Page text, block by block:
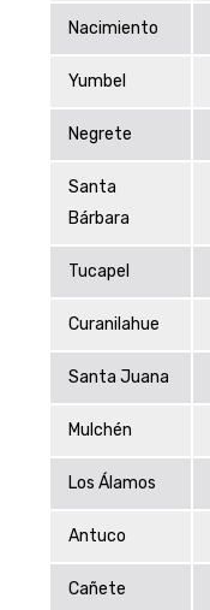
Nacimiento
Yumbel
Negrete
Santa
Bárbara
Tucapel
Curanilahue
Santa Juana
Mulchén
Los Álamos
Antuco
Cañete